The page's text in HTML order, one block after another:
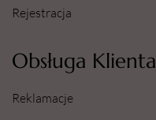
Rejestracja
Obsługa Klienta
Reklamacje